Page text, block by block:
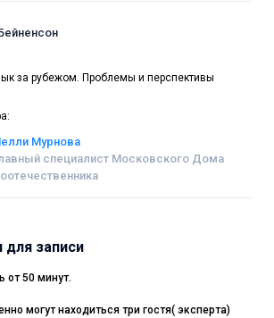
за рубежом. Проблемы и перспективы
Мурнова
специалист Московского Дома
для записи
от 50 минут.
могут находиться три гостя( эксперта)